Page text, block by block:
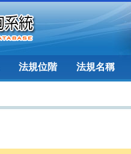
法規位階 法規名稱